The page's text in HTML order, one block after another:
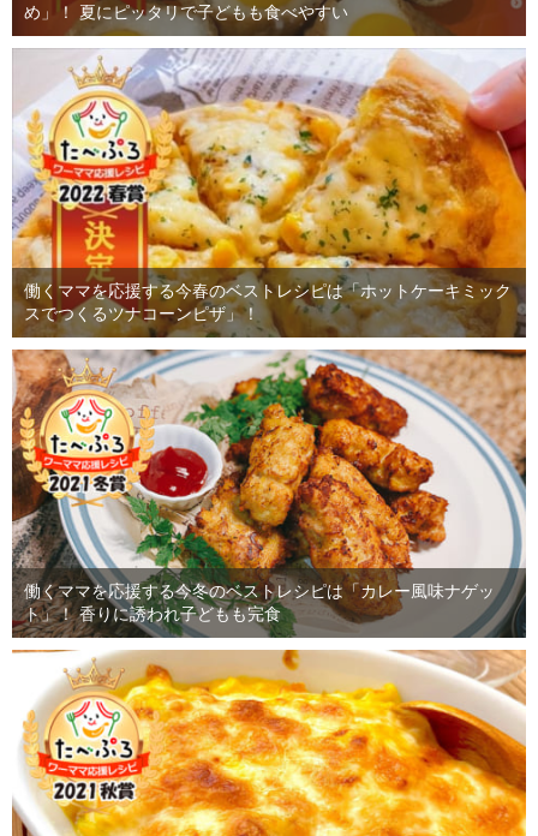
め」！ 夏にピッタリで子どもも食べやすい
働くママを応援する今春のベストレシピは「ホットケーキミック
スでつくるツナコーンピザ」！
働くママを応援する今冬のベストレシピは「カレー風味ナゲッ
ト」！ 香りに誘われ子どもも完食